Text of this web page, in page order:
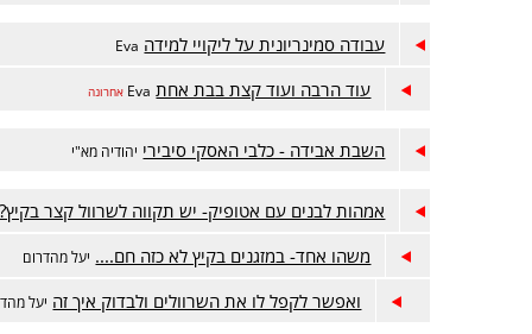
עבודה סמינריונית על ליקויי למידה Eva
עוד הרבה ועוד קצת בבת אחת Eva אחרונה
השבת אבידה - כלבי האסקי סיבירי יהודיה מא"י
אמהות לבנים עם אטופיק- יש תקווה לשרוול קצר בקיץ?
משהו אחד- במזגנים בקיץ לא כזה חם.... יעל מהדרום
ואפשר לקפל לו את השרוולים ולבדוק איך זה יעל